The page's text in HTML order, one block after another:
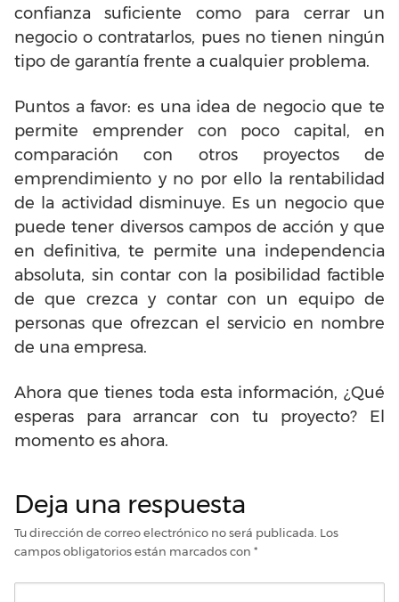
confianza suficiente como para cerrar un
negocio o contratarlos, pues no tienen ningún
tipo de garantía frente a cualquier problema.
Puntos a favor: es una idea de negocio que te
permite emprender con poco capital, en
comparación con otros proyectos de
emprendimiento y no por ello la rentabilidad
de la actividad disminuye. Es un negocio que
puede tener diversos campos de acción y que
en definitiva, te permite una independencia
absoluta, sin contar con la posibilidad factible
de que crezca y contar con un equipo de
personas que ofrezcan el servicio en nombre
de una empresa.
Ahora que tienes toda esta información, ¿Qué
esperas para arrancar con tu proyecto? El
momento es ahora.
Deja una respuesta
Tu dirección de correo electrónico no será publicada. Los
campos obligatorios están marcados con *